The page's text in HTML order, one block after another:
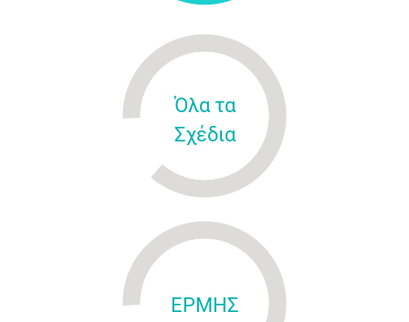
Όλα τα
Σχέδια
ΕΡΜΗΣ